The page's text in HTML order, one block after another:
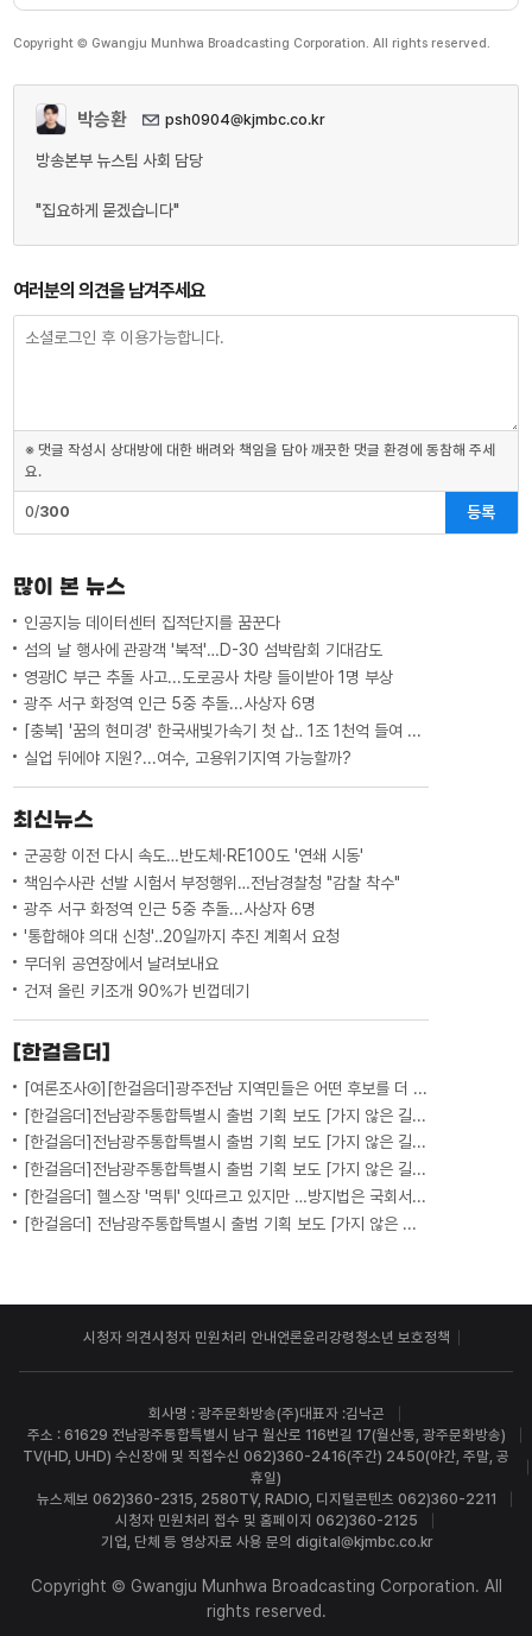
Copyright © Gwangju Munhwa Broadcasting Corporation. All rights reserved.
박승환 psh0904@kjmbc.co.kr
방송본부 뉴스팀 사회 담당
"집요하게 묻겠습니다"
여러분의 의견을 남겨주세요
※ 댓글 작성시 상대방에 대한 배려와 책임을 담아 깨끗한 댓글 환경에 동참해 주세
요.
0/300 등록
많이 본 뉴스
인공지능 데이터센터 집적단지를 꿈꾼다
섬의 날 행사에 관광객 '북적'…D-30 섬박람회 기대감도
영광IC 부근 추돌 사고...도로공사 차량 들이받아 1명 부상
광주 서구 화정역 인근 5중 추돌...사상자 6명
[충북] '꿈의 현미경' 한국새빛가속기 첫 삽‥ 1조 1천억 들여 2029년 완공
실업 뒤에야 지원?...여수, 고용위기지역 가능할까?
최신뉴스
군공항 이전 다시 속도…반도체·RE100도 '연쇄 시동'
책임수사관 선발 시험서 부정행위…전남경찰청 "감찰 착수"
광주 서구 화정역 인근 5중 추돌...사상자 6명
'통합해야 의대 신청'‥20일까지 추진 계획서 요청
무더위 공연장에서 날려보내요
건져 올린 키조개 90%가 빈껍데기
[한걸음더]
[여론조사④][한걸음더]광주전남 지역민들은 어떤 후보를 더 선호할까.. 변수는?
[한걸음더]전남광주통합특별시 출범 기획 보도 [가지 않은 길] 5편 프랑스 헌법에 새긴 '지방 분권'..전남광주 통합 성공 조건은?
[한걸음더]전남광주통합특별시 출범 기획 보도 [가지 않은 길] 4편 프랑스 지역 통합 10년 성적표
[한걸음더]전남광주통합특별시 출범 기획 보도 [가지 않은 길] 3편 프랑스 통합 10년 지났지만..."우린 여전히 알자스인"
[한걸음더] 헬스장 '먹튀' 잇따르고 있지만 …방지법은 국회서 낮잠
[한걸음더] 전남광주통합특별시 출범 기획 보도 [가지 않은 길] 2편 지방이 주도한 투자..'유럽 상위 5개 지역' 도약 비결은?
시청자 의견시청자 민원처리 안내언론윤리강령 청소년 보호정책
회사명 : 광주문화방송(주)대표자 :김낙곤
주소 : 61629 전남광주통합특별시 남구 월산로 116번길 17(월산동, 광주문화방송)
TV(HD, UHD) 수신장애 및 직접수신 062)360-2416(주간) 2450(야간, 주말, 공
휴일)
뉴스제보 062)360-2315, 2580TV, RADIO, 디지털콘텐츠 062)360-2211
시청자 민원처리 접수 및 홈페이지 062)360-2125
기업, 단체 등 영상자료 사용 문의 digital@kjmbc.co.kr
Copyright © Gwangju Munhwa Broadcasting Corporation. All
rights reserved.